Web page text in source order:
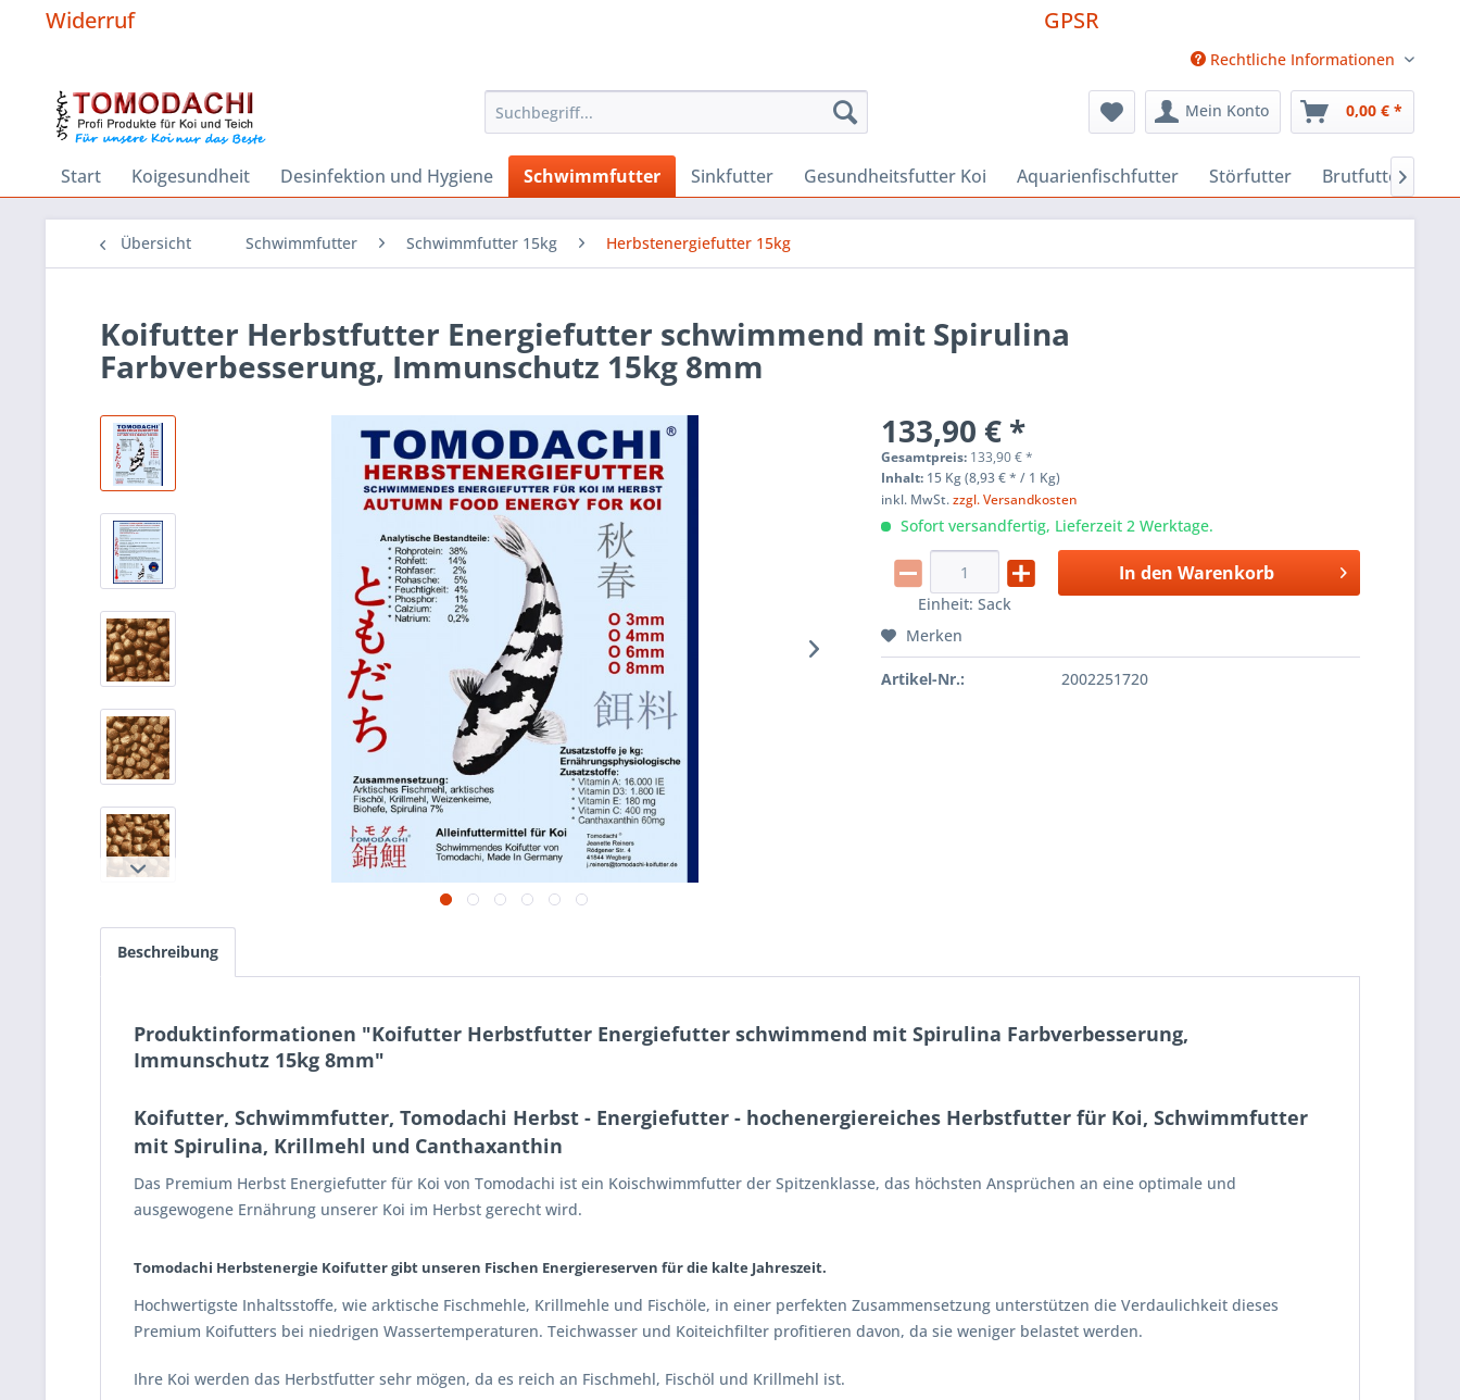
Widerruf GPSR
Rechtliche Informationen
Mein Konto 0,00 € *
Start Koigesundheit Desinfektion und Hygiene Schwimmfutter Sinkfutter Gesundheitsfutter Koi Aquarienfischfutter Störfutter Brutfutter

Übersicht Schwimmfutter Schwimmfutter 15kg Herbstenergiefutter 15kg
Koifutter Herbstfutter Energiefutter schwimmend mit Spirulina
Farbverbesserung, Immunschutz 15kg 8mm
133,90 € *
Gesamtpreis: 133,90€*
Inhalt: 15 Kg (8,93 € * / 1 Kg)
inkl. MwSt.zzgl. Versandkosten
Sofort versandfertig, Lieferzeit 2 Werktage.
Einheit:Sack
In den Warenkorb
Merken
Artikel-Nr.: 2002251720
Beschreibung
Produktinformationen "Koifutter Herbstfutter Energiefutter schwimmend mit Spirulina Farbverbesserung,
Immunschutz 15kg 8mm"
Koifutter, Schwimmfutter, Tomodachi Herbst - Energiefutter - hochenergiereiches Herbstfutter für Koi, Schwimmfutter
mit Spirulina, Krillmehl und Canthaxanthin
Das Premium Herbst Energiefutter für Koi von Tomodachi ist ein Koischwimmfutter der Spitzenklasse, das höchsten Ansprüchen an eine optimale und
ausgewogene Ernährung unserer Koi im Herbst gerecht wird.
Tomodachi Herbstenergie Koifutter gibt unseren Fischen Energiereserven für die kalte Jahreszeit.
Hochwertigste Inhaltsstoffe, wie arktische Fischmehle, Krillmehle und Fischöle, in einer perfekten Zusammensetzung unterstützen die Verdaulichkeit dieses
Premium Koifutters bei niedrigen Wassertemperaturen. Teichwasser und Koiteichfilter profitieren davon, da sie weniger belastet werden.
Ihre Koi werden das Herbstfutter sehr mögen, da es reich an Fischmehl, Fischöl und Krillmehl ist.